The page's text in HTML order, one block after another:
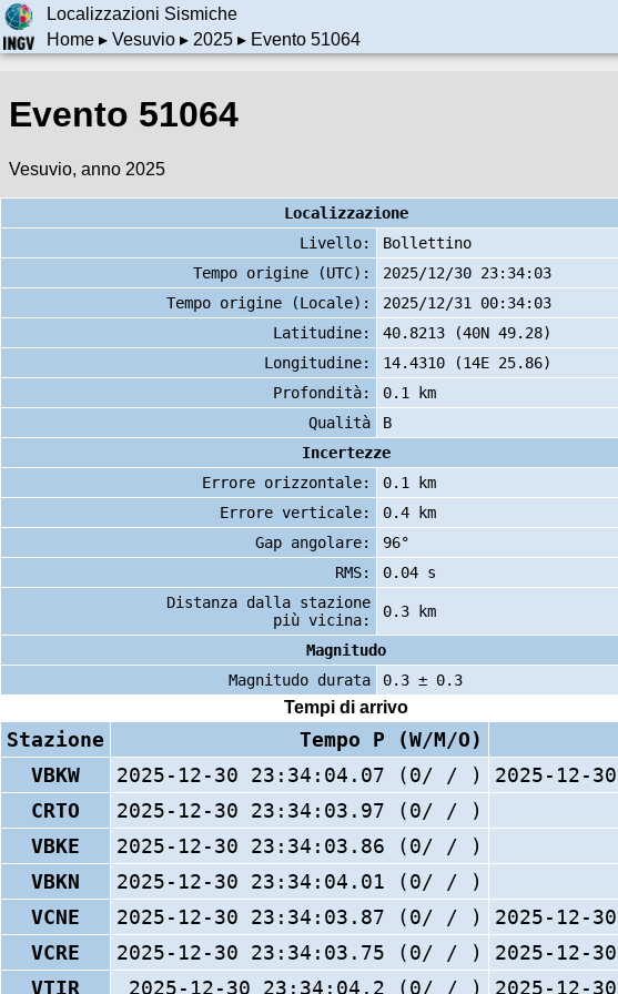
Localizzazioni Sismiche
Home▸ Vesuvio▸ 2025▸ Evento 51064
Evento 51064
Vesuvio, anno 2025
Localizzazione
Livello:
Bollettino
Tempo origine (UTC):
2025/12/30 23:34:03
Tempo origine (Locale):
2025/12/31 00:34:03
Latitudine:
40.8213 (40N 49.28)
Longitudine:
14.4310 (14E 25.86)
Profondità:
0.1 km
Qualità
B
Incertezze
Errore orizzontale:
0.1 km
Errore verticale:
0.4 km
Gap angolare:
96°
RMS:
0.04 s
Distanza dalla stazione
più vicina:
0.3 km
Magnitudo
Magnitudo durata
0.3 ± 0.3
Tempi di arrivo
Stazione Tempo P (W/M/O)
VBKW
2025-12-30 23:34:04.07 (0/ / )
2025-12-
CRTO
2025-12-30 23:34:03.97 (0/ / )
VBKE
2025-12-30 23:34:03.86 (0/ / )
VBKN
2025-12-30 23:34:04.01 (0/ / )
VCNE
2025-12-30 23:34:03.87 (0/ / )
2025-12-
VCRE
2025-12-30 23:34:03.75 (0/ / )
2025-12-
VTIR
2025-12-30 23:34:04.2 (0/ / ) 2025-12-